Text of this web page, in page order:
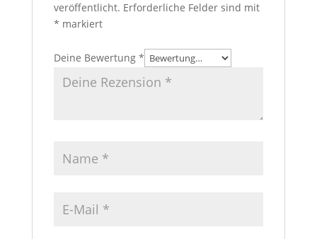
veröffentlicht. Erforderliche Felder sind mit
* markiert
Deine Bewertung *